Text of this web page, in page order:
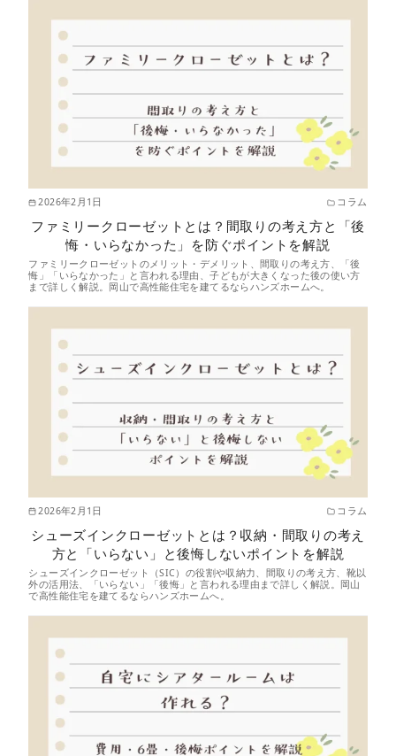
2026年2月1日 コラム
ファミリークローゼットとは？間取りの考え方と「後
悔・いらなかった」を防ぐポイントを解説
ファミリークローゼットのメリット・デメリット、間取りの考え方、「後
悔」「いらなかった」と言われる理由、子どもが大きくなった後の使い方
まで詳しく解説。岡山で高性能住宅を建てるならハンズホームへ。
2026年2月1日 コラム
シューズインクローゼットとは？収納・間取りの考え
方と「いらない」と後悔しないポイントを解説
シューズインクローゼット（SIC）の役割や収納力、間取りの考え方、靴以
外の活用法、「いらない」「後悔」と言われる理由まで詳しく解説。岡山
で高性能住宅を建てるならハンズホームへ。